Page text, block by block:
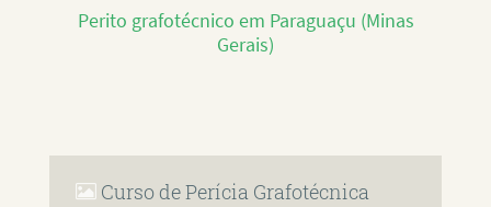
Perito grafotécnico em Paraguaçu (Minas
Gerais)
Curso de Perícia Grafotécnica